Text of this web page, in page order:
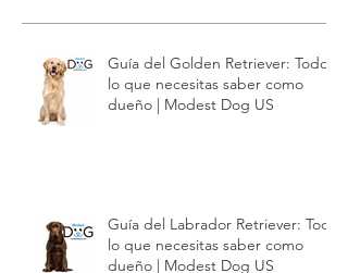
Guía del Golden Retriever: Todo
lo que necesitas saber como
dueño | Modest Dog US
Guía del Labrador Retriever: Todo
lo que necesitas saber como
dueño | Modest Dog US